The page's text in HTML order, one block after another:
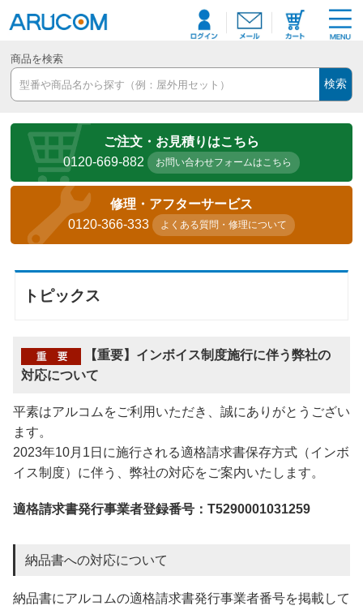
商品を検索
検索
ご注文・お見積りはこちら
0120-669-882
お問い合わせフォームはこちら
修理・アフターサービス
0120-366-333
よくある質問・修理について
トピックス
【重要】インボイス制度施行に伴う弊社の
対応について
平素はアルコムをご利用いただき、誠にありがとうござい
ます。
2023年10月1日に施行される適格請求書保存方式（インボ
イス制度）に伴う、弊社の対応をご案内いたします。
適格請求書発行事業者登録番号：T5290001031259
納品書への対応について
納品書にアルコムの適格請求書発行事業者番号を掲載して